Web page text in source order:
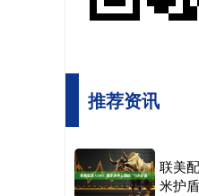
推荐资讯
联美
米护